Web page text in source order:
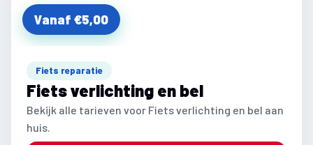
Vanaf €5,00
Fiets reparatie
Fiets verlichting en bel
Bekijk alle tarieven voor Fiets verlichting en bel aan
huis.